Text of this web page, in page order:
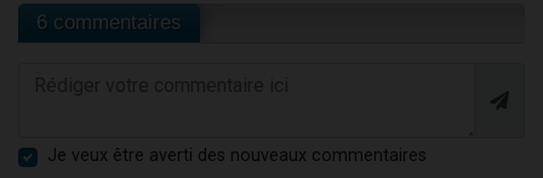
6 commentaires
Je veux être averti des nouveaux commentaires